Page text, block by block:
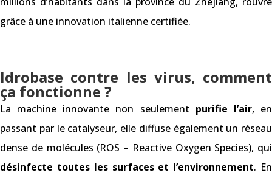
grâce à une innovation italienne certifiée.
Idrobase contre les virus, comment
ça fonctionne ?
La machine innovante non seulement purifie l’air, en
passant par le catalyseur, elle diffuse également un réseau
dense de molécules (ROS – Reactive Oxygen Species), qui
désinfecte toutes les surfaces et l’environnement. En